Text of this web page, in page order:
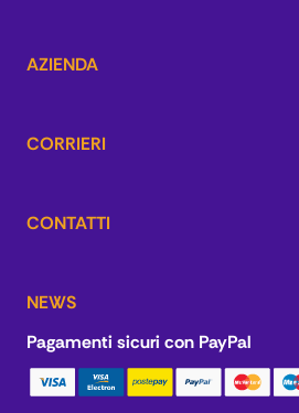
AZIENDA
CORRIERI
CONTATTI
NEWS
Pagamenti sicuri con PayPal